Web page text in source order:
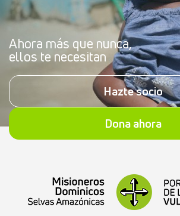
Ahora más que nunca,
ellos te necesitan
Hazte socio
Dona ahora